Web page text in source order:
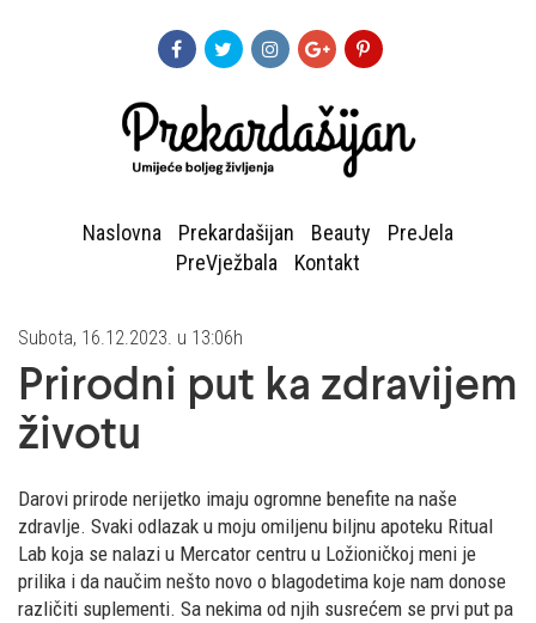
Naslovna Prekardašijan Beauty
PreJela
PreVježbala
Kontakt
Subota, 16.12.2023. u 13:06h
Prirodni put ka zdravijem
životu
Darovi prirode nerijetko imaju ogromne benefite na naše
zdravlje. Svaki odlazak u moju omiljenu biljnu apoteku Ritual
Lab koja se nalazi u Mercator centru u Ložioničkoj meni je
prilika i da naučim nešto novo o blagodetima koje nam donose
različiti suplementi. Sa nekima od njih susrećem se prvi put pa